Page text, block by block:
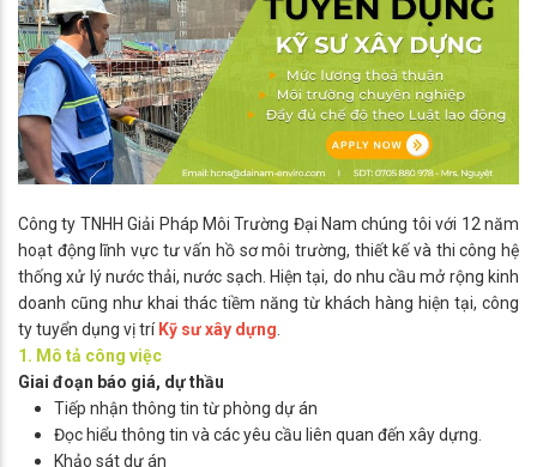
Công ty TNHH Giải Pháp Môi Trường Đại Nam chúng tôi với 12 năm
hoạt động lĩnh vực tư vấn hồ sơ môi trường, thiết kế và thi công hệ
thống xử lý nước thải, nước sạch. Hiện tại, do nhu cầu mở rộng kinh
doanh cũng như khai thác tiềm năng từ khách hàng hiện tại, công
ty tuyển dụng vị trí Kỹ sư xây dựng.
1. Mô tả công việc
Giai đoạn báo giá, dự thầu
Tiếp nhận thông tin từ phòng dự án
Đọc hiểu thông tin và các yêu cầu liên quan đến xây dựng.
Khảo sát dự án